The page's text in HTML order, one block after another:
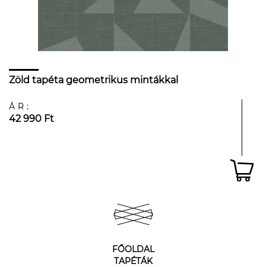
Zöld tapéta geometrikus mintákkal
ÁR:
42 990 Ft
FŐOLDAL
TAPÉTÁK